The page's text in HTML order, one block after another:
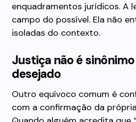
enquadramentos jurídicos. A
campo do possível. Ela não
isoladas do contexto.
Justiça não é
desejado
Outro equívoco comum é
com a confirmação da